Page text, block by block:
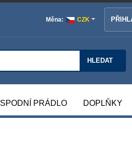
Měna: CZK
HLEDAT
SPODNÍ PRÁDLO DOPLŇKY